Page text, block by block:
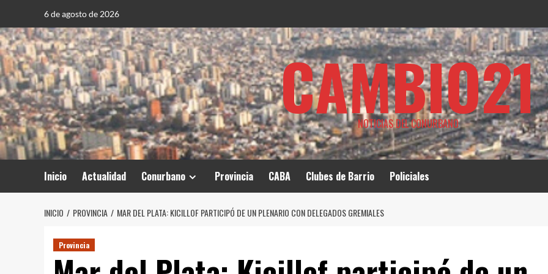
contenido
6 de agosto de 2026
CAMBIO21
NOTICIAS DEL CONURBANO
Inicio Actualidad Conurbano Provincia CABA Clubes de Barrio Policiales
INICIO PROVINCIA MAR DEL PLATA: KICILLOF PARTICIPÓ DE UN PLENARIO CON DELEGADOS GREMIALES
Provincia